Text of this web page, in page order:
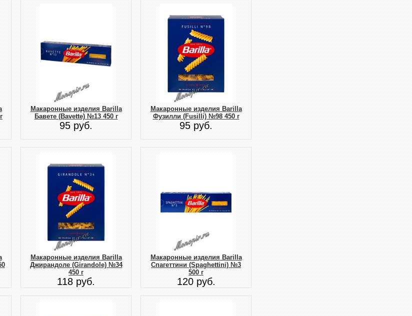
Макаронные изделия Barilla
Бавете (Bavette) №13 450 г
95 руб.
Макаронные изделия Barilla
Фузилли (Fusilli) №98 450 г
95 руб.
Макаронные изделия Barilla
Джирандоле (Girandole) №34
450 г
118 руб.
Макаронные изделия Barilla
Спагеттини (Spaghettini) №3
500 г
120 руб.